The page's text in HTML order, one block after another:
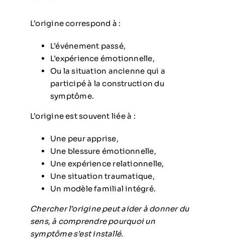
L’origine correspond à :
L’événement passé,
L’expérience émotionnelle,
Ou la situation ancienne qui a
participé à la construction du
symptôme.
L’origine est souvent liée à :
Une peur apprise,
Une blessure émotionnelle,
Une expérience relationnelle,
Une situation traumatique,
Un modèle familial intégré.
Chercher l’origine peut aider à donner du
sens, à comprendre pourquoi un
symptôme s’est installé.